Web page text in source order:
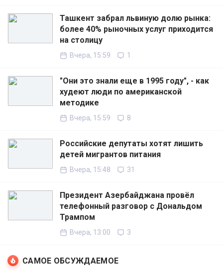
Ташкент забрал львиную долю рынка:
более 40% рыночных услуг приходится
на столицу
Вчера, 15:59 1
"Они это знали еще в 1995 году", - как
худеют люди по американской
методике
Вчера, 15:59 8
Российские депутаты хотят лишить
детей мигрантов питания
Вчера, 15:48 31
Президент Азербайджана провёл
телефонный разговор с Дональдом
Трампом
Вчера, 13:00 3
САМОЕ ОБСУЖДАЕМОЕ